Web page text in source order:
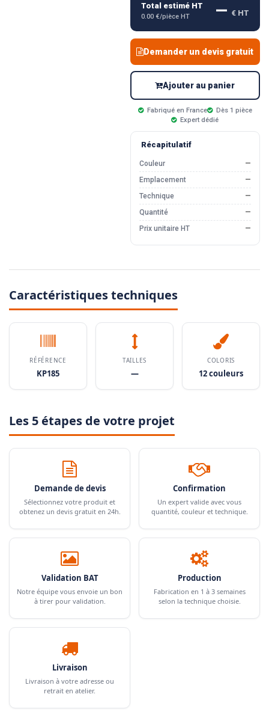
Total estimé HT
0.00 €/pièce HT — € HT
Demander un devis gratuit
Ajouter au panier
Fabriqué en France
Dès 1 pièce
Expert dédié
Récapitulatif
Couleur
—
Emplacement
—
Technique
—
Quantité
—
Prix unitaire HT
—
Caractéristiques techniques
RÉFÉRENCE
KP185
TAILLES
—
COLORIS
12 couleurs
Les 5 étapes de votre projet
Demande de devis
Sélectionnez votre produit et
obtenez un devis gratuit en 24h.
Confirmation
Un expert valide avec vous
quantité, couleur et technique.
Validation BAT
Notre équipe vous envoie un bon
à tirer pour validation.
Production
Fabrication en 1 à 3 semaines
selon la technique choisie.
Livraison
Livraison à votre adresse ou
retrait en atelier.